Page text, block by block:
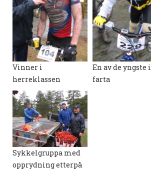
Nyheter og informasjon
Påmeldingsskjema 2026/2027
SKI
Informasjon
KLATRING
Nyheter
Informasjon
Vinner i
herreklassen
En av de yngste i
farta
Sykkelgruppa med
opprydning etterpå